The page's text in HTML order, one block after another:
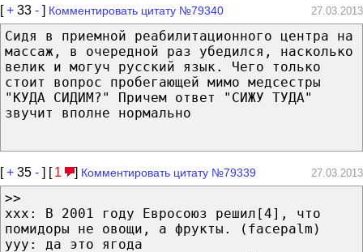
[+ 33 - ] Комментировать цитату №79340 27.03.2013
Сидя в приемной реабилитационного центра на
массаж, в очередной раз убедился, насколько
велик и могуч русский язык. Чего только
стоит вопрос пробегающей мимо медсестры
"КУДА СИДИМ?" Причем ответ "СИЖУ ТУДА"
звучит вполне нормально
[+ 35 - ] [ 1 ] Комментировать цитату №79339 27.03.2013
>>
xxx: В 2001 году Евросоюз решил[4], что
помидоры не овощи, а фрукты. (facepalm)
yyy: да это ягода